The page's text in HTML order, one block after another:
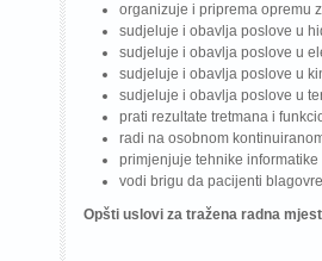
organizuje i priprema opremu
sudjeluje i obavlja poslove u
sudjeluje i obavlja poslove u
sudjeluje i obavlja poslove u
sudjeluje i obavlja poslove u
prati rezultate tretmana i
radi na osobnom
primjenjuje tehnike informatike
vodi brigu da pacijenti
Opšti uslovi za tražena radna